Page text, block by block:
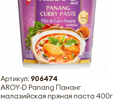
Артикул: 906474
AROY-D Panang Пананг
малазийская пряная паста 400г